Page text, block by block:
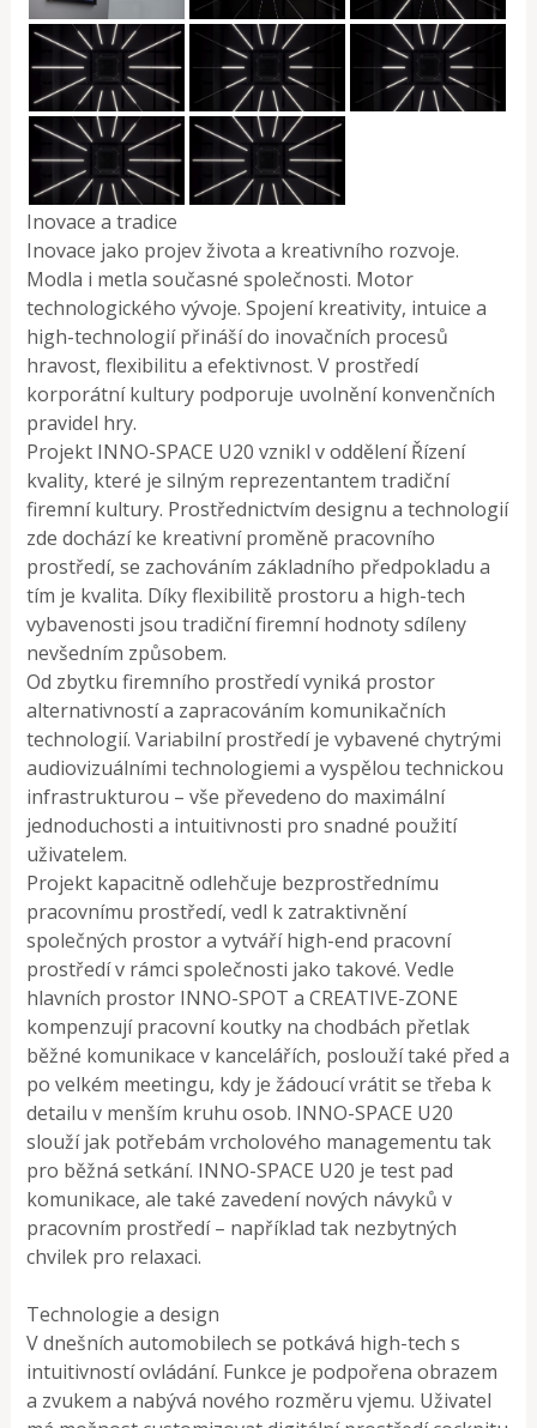
Inovace a tradice
Inovace jako projev života a kreativního rozvoje.
Modla i metla současné společnosti. Motor
technologického vývoje. Spojení kreativity, intuice a
high-technologií přináší do inovačních procesů
hravost, flexibilitu a efektivnost. V prostředí
korporátní kultury podporuje uvolnění konvenčních
pravidel hry.
Projekt INNO-SPACE U20 vznikl v oddělení Řízení
kvality, které je silným reprezentantem tradiční
firemní kultury. Prostřednictvím designu a technologií
zde dochází ke kreativní proměně pracovního
prostředí, se zachováním základního předpokladu a
tím je kvalita. Díky flexibilitě prostoru a high-tech
vybavenosti jsou tradiční firemní hodnoty sdíleny
nevšedním způsobem.
Od zbytku firemního prostředí vyniká prostor
alternativností a zapracováním komunikačních
technologií. Variabilní prostředí je vybavené chytrými
audiovizuálními technologiemi a vyspělou technickou
infrastrukturou – vše převedeno do maximální
jednoduchosti a intuitivnosti pro snadné použití
uživatelem.
Projekt kapacitně odlehčuje bezprostřednímu
pracovnímu prostředí, vedl k zatraktivnění
společných prostor a vytváří high-end pracovní
prostředí v rámci společnosti jako takové. Vedle
hlavních prostor INNO-SPOT a CREATIVE-ZONE
kompenzují pracovní koutky na chodbách přetlak
běžné komunikace v kancelářích, poslouží také před a
po velkém meetingu, kdy je žádoucí vrátit se třeba k
detailu v menším kruhu osob. INNO-SPACE U20
slouží jak potřebám vrcholového managementu tak
pro běžná setkání. INNO-SPACE U20 je test pad
komunikace, ale také zavedení nových návyků v
pracovním prostředí – například tak nezbytných
chvilek pro relaxaci.
Technologie a design
V dnešních automobilech se potkává high-tech s
intuitivností ovládání. Funkce je podpořena obrazem
a zvukem a nabývá nového rozměru vjemu. Uživatel